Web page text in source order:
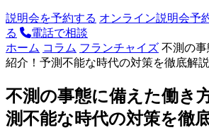
説明会を予約する オンライン説明会予
る
電話で相談
ホーム コラム フランチャイズ 不測の
紹介！予測不能な時代の対策を徹底解説
不測の事態に備えた働き
測不能な時代の対策を徹